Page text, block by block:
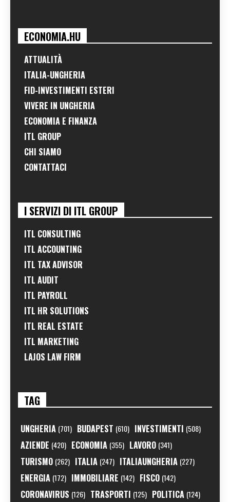
ECONOMIA.HU
ATTUALITÀ
ITALIA-UNGHERIA
FID-INVESTIMENTI ESTERI
VIVERE IN UNGHERIA
ECONOMIA E FINANZA
ITL GROUP
CHI SIAMO
CONTATTACI
I SERVIZI DI ITL GROUP
ITL CONSULTING
ITL ACCOUNTING
ITL TAX ADVISOR
ITL AUDIT
ITL PAYROLL
ITL HR SOLUTIONS
ITL REAL ESTATE
ITL MARKETING
LAJOS LAW FIRM
TAG
UNGHERIA (701) BUDAPEST (610) INVESTIMENTI (508)
AZIENDE (420) ECONOMIA (355) LAVORO (341)
TURISMO (262) ITALIA (247) ITALIAUNGHERIA (227)
ENERGIA (172) IMMOBILIARE (142) FISCO (142)
CORONAVIRUS (126) TRASPORTI (125) POLITICA (124)